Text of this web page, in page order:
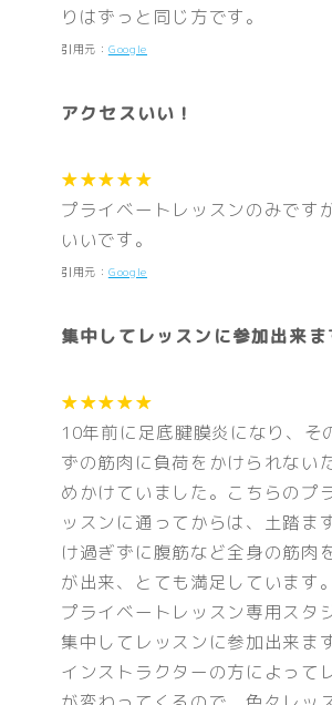
りはずっと同じ方です。
引用元： Google
アクセスいい！
★★★★★
プライベートレッスンのみです
いいです。
引用元： Google
集中してレッスンに参加出来ま
★★★★★
10年前に足底腱膜炎になり、そ
ずの筋肉に負荷をかけられない
めかけていました。こちらのプ
ッスンに通ってからは、土踏ま
け過ぎずに腹筋など全身の筋肉
が出来、とても満足しています。
プライベートレッスン専用スタ
集中してレッスンに参加出来ます
インストラクターの方によって